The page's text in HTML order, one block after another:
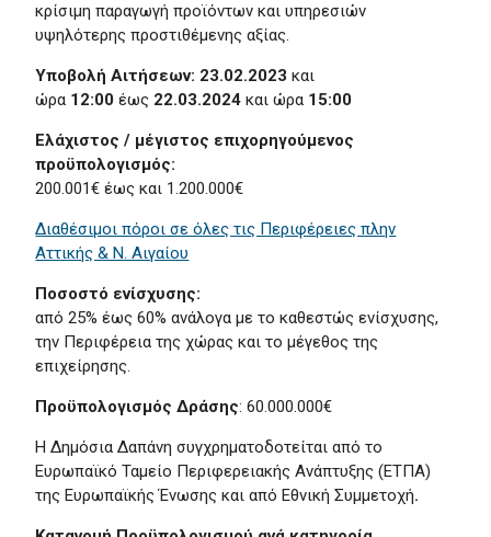
κρίσιμη παραγωγή προϊόντων και υπηρεσιών
υψηλότερης προστιθέμενης αξίας.
Υποβολή Αιτήσεων: 23.02.2023 και
ώρα 12:00έως 22.03.2024 και ώρα 15:00
Ελάχιστος / μέγιστος επιχορηγούμενος
προϋπολογισμός:
200.001€ έως και 1.200.000€
Διαθέσιμοι πόροι σε όλες τις Περιφέρειες πλην
Αττικής & Ν. Αιγαίου
Ποσοστό ενίσχυσης:
από 25% έως 60% ανάλογα με το καθεστώς ενίσχυσης,
την Περιφέρεια της χώρας και το μέγεθος της
επιχείρησης.
Προϋπολογισμός Δράσης: 60.000.000€
Η Δημόσια Δαπάνη συγχρηματοδοτείται από το
Ευρωπαϊκό Ταμείο Περιφερειακής Ανάπτυξης (ΕΤΠΑ)
της Ευρωπαϊκής Ένωσης και από Εθνική Συμμετοχή.